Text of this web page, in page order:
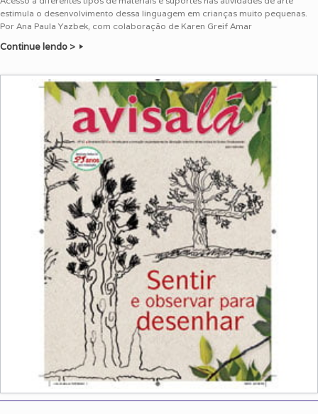
estimula o desenvolvimento dessa linguagem em crianças muito pequenas.
Por Ana Paula Yazbek, com colaboração de Karen Greif Amar
Continue lendo >